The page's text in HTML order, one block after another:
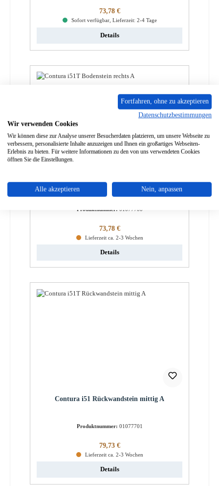
Regulärer Preis:
73,78 €
Sofort verfügbar, Lieferzeit: 2-4 Tage
Details
Contura i51 Bodenstein rechts A
Produktnummer: 01077700
Regulärer Preis:
73,78 €
Lieferzeit ca. 2-3 Wochen
Details
Contura i51 Rückwandstein mittig A
Produktnummer: 01077701
Regulärer Preis:
79,73 €
Lieferzeit ca. 2-3 Wochen
Details
Fortfahren, ohne zu akzeptieren
Datenschutzbestimmungen
Wir verwenden Cookies
Wir können diese zur Analyse unserer Besucherdaten platzieren, um unsere Webseite zu
verbessern, personalisierte Inhalte anzuzeigen und Ihnen ein großartiges Webseiten-
Erlebnis zu bieten. Für weitere Informationen zu den von uns verwendeten Cookies
öffnen Sie die Einstellungen.
Alle akzeptieren Nein, anpassen